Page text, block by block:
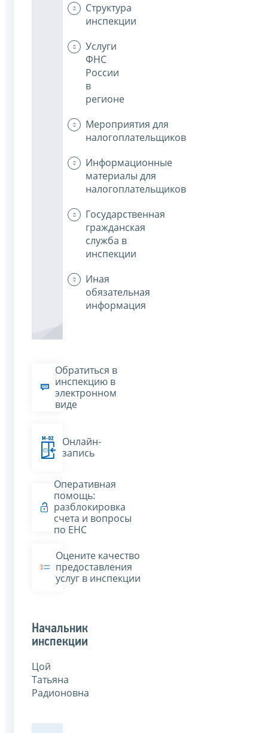
Структура
инспекции
Услуги
ФНС
России
в
регионе
Мероприятия для
налогоплательщиков
Информационные
материалы для
налогоплательщиков
Государственная
гражданская
служба в
инспекции
Иная
обязательная
информация
Обратиться в
инспекцию в
электронном
виде
Онлайн-
запись
Оперативная
помощь:
разблокировка
счета и вопросы
по ЕНС
Оцените качество
предоставления
услуг в инспекции
Начальник
инспекции
Цой
Татьяна
Радионовна